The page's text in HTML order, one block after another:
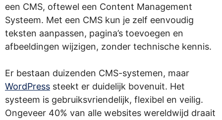
een CMS, oftewel een Content Management
Systeem. Met een CMS kun je zelf eenvoudig
teksten aanpassen, pagina’s toevoegen en
afbeeldingen wijzigen, zonder technische kennis.
Er bestaan duizenden CMS-systemen, maar
WordPress steekt er duidelijk bovenuit. Het
systeem is gebruiksvriendelijk, flexibel en veilig.
Ongeveer 40% van alle websites wereldwijd draait